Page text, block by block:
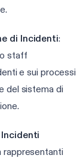
di Incidenti:
staff
e sui processi
del sistema di
rappresentanti